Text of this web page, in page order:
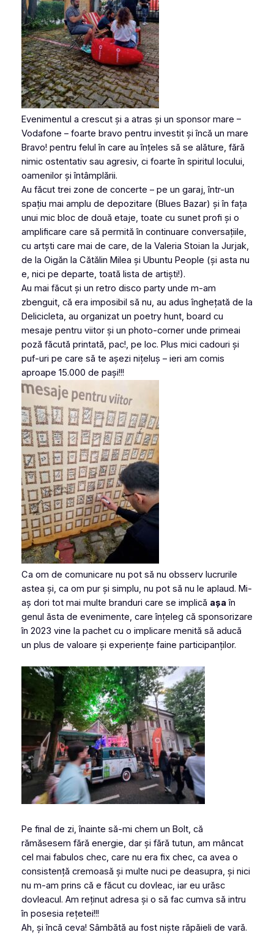
Evenimentul a crescut și a atras și un sponsor mare –
Vodafone – foarte bravo pentru investit și încă un mare
Bravo! pentru felul în care au înțeles să se alăture, fără
nimic ostentativ sau agresiv, ci foarte în spiritul locului,
oamenilor și întâmplării.
Au făcut trei zone de concerte – pe un garaj, într-un
spațiu mai amplu de depozitare (Blues Bazar) și în fața
unui mic bloc de două etaje, toate cu sunet profi și o
amplificare care să permită în continuare conversațiile,
cu artști care mai de care, de la Valeria Stoian la Jurjak,
de la Oigăn la Cătălin Milea și Ubuntu People (și asta nu
e, nici pe departe, toată lista de artiști!).
Au mai făcut și un retro disco party unde m-am
zbenguit, că era imposibil să nu, au adus înghețată de la
Delicicleta, au organizat un poetry hunt, board cu
mesaje pentru viitor și un photo-corner unde primeai
poză făcută printată, pac!, pe loc. Plus mici cadouri și
puf-uri pe care să te așezi nițeluș – ieri am comis
aproape 15.000 de pași!!!
Ca om de comunicare nu pot să nu obsserv lucrurile
astea și, ca om pur și simplu, nu pot să nu le aplaud. Mi-
aș dori tot mai multe branduri care se implică așa în
genul ăsta de evenimente, care înțeleg că sponsorizare
în 2023 vine la pachet cu o implicare menită să aducă
un plus de valoare și experiențe faine participanților.
Pe final de zi, înainte să-mi chem un Bolt, că
rămăsesem fără energie, dar și fără tutun, am mâncat
cel mai fabulos chec, care nu era fix chec, ca avea o
consistență cremoasă și multe nuci pe deasupra, și nici
nu m-am prins că e făcut cu dovleac, iar eu urăsc
dovleacul. Am reținut adresa și o să fac cumva să intru
în posesia rețetei!!!
Ah, și încă ceva! Sâmbătă au fost niște răpăieli de vară.